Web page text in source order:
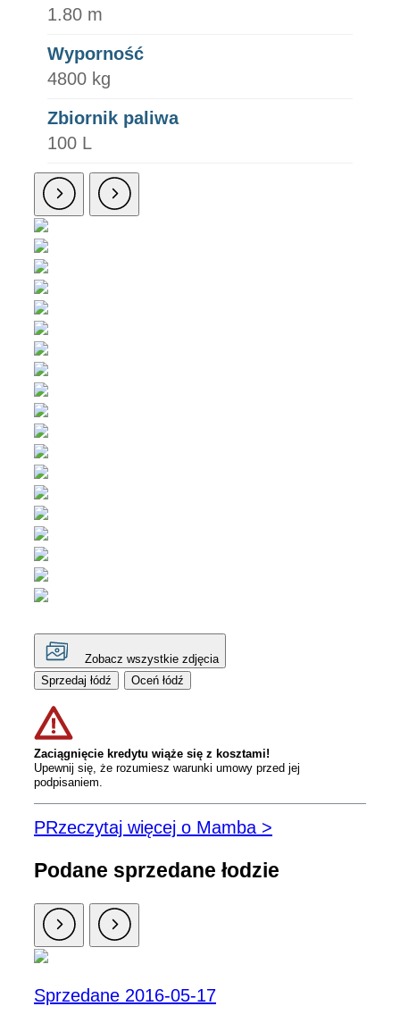
1.80 m
Wyporność
4800 kg
Zbiornik paliwa
100 L
Zobacz wszystkie zdjęcia
Sprzedaj łódź
Oceń łódź
Zaciągnięcie kredytu wiąże się z kosztami!
Upewnij się, że rozumiesz warunki umowy przed jej
podpisaniem.
PRzeczytaj więcej o Mamba >
Podane sprzedane łodzie
Sprzedane 2016-05-17